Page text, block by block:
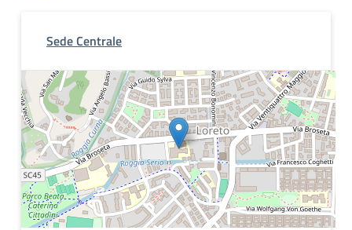
Sede Centrale